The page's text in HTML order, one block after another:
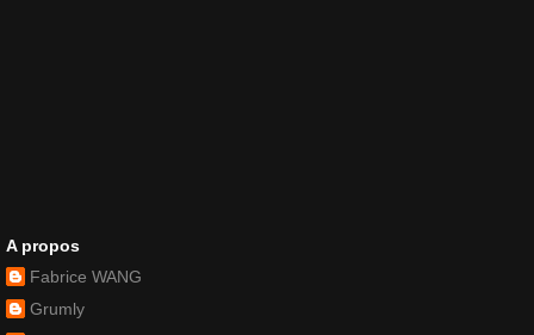
A propos
Fabrice WANG
Grumly